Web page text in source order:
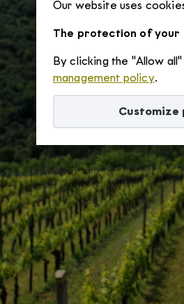
Our website uses
The protection of your
By clicking the "Allow
management policy.
Customize